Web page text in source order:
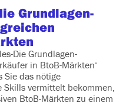
Grundlagen-
Die Grundlagen-
in BtoB-Märkten‘
Sie das nötige
vermittelt bekommen,
BtoB-Märkten zu einem